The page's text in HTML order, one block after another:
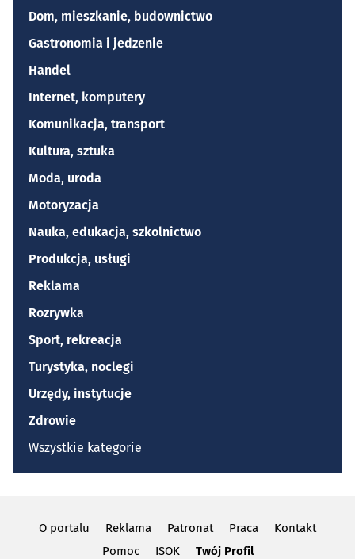
Dom, mieszkanie, budownictwo
Gastronomia i jedzenie
Handel
Internet, komputery
Komunikacja, transport
Kultura, sztuka
Moda, uroda
Motoryzacja
Nauka, edukacja, szkolnictwo
Produkcja, usługi
Reklama
Rozrywka
Sport, rekreacja
Turystyka, noclegi
Urzędy, instytucje
Zdrowie
Wszystkie kategorie
O portalu Reklama Patronat Praca
Kontakt
Pomoc
ISOK Twój Profil